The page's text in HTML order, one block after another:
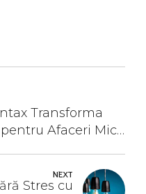
Transforma
Afaceri Mici
NEXT
Stres cu